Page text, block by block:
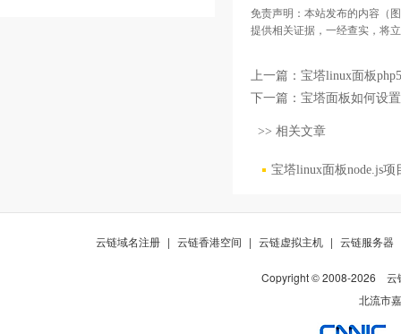
免责声明：本站发布的内容（
提供相关证据，一经查实，将
上一篇： 宝塔linux面板
下一篇： 宝塔面板如何设
>> 相关文章
宝塔linux面板node.js
云链域名注册 | 云链香港空间 | 云链虚拟主机 | 云链服务器
Copyright © 2008-2026
云
北流市